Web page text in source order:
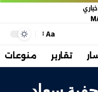
Aa
تقارير منوعات